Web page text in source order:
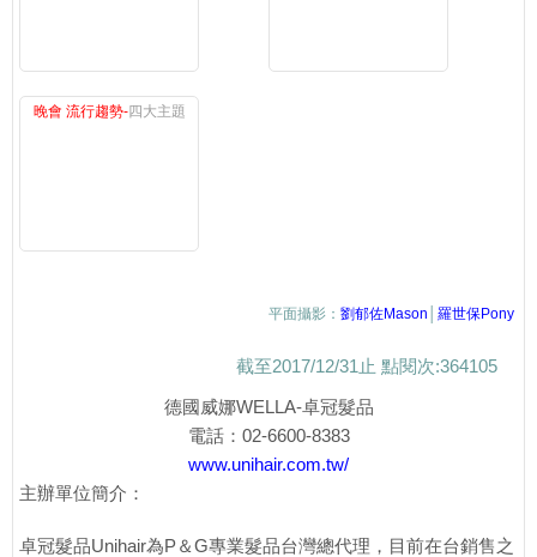
晚會 流行趨勢-四大主題
平面攝影： 劉郁佐Mason 羅世保Pony
截至2017/12/31止 點閱次:364105
德國威娜WELLA-卓冠髮品
電話：02-6600-8383
www.unihair.com.tw/
主辦單位簡介：
卓冠髮品Unihair為P＆G專業髮品台灣總代理，目前在台銷售之